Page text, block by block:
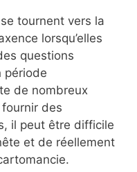
tournent vers la
lorsqu’elles
questions
période
de nombreux
des
il peut être difficile
et de réellement